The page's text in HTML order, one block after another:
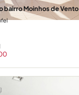
bairro Moinhos de Vento